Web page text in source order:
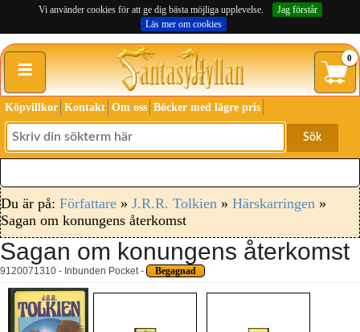
Vi använder cookies för att ge dig bästa möjliga upplevelse.
Jag förstår
Läs mer om cookies
≡ 0
Köpvillkor Kontakt Om oss Böcker med lägre pris
Sök
Du är på: Författare » J.R.R. Tolkien » Härskarringen »
Sagan om konungens återkomst
Sagan om konungens återkomst
9120071310 - Inbunden Pocket - Begagnad